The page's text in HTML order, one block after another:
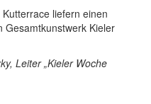
liefern einen
Gesamtkunstwerk Kieler
Leiter „Kieler Woche